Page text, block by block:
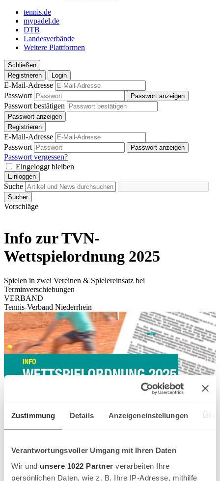
Zustimmung Details Anzeigeneinstellungen
Verantwortungsvoller Umgang mit Ihren Daten
Wir und unsere 1022 Partner verarbeiten Ihre
persönlichen Daten, wie z. B. Ihre IP-Adresse, mithilfe
tennis.de
mypadel.de
DTB
Landesverbände
Weitere Plattformen
Schließen
Registrieren
Login
E-Mail-Adresse
Passwort
Passwort anzeigen
Passwort bestätigen
Passwort anzeigen
Registrieren
E-Mail-Adresse
Passwort
Passwort anzeigen
Passwort vergessen?
Eingeloggt bleiben
Einloggen
Suche
Sucher
Vorschläge
Info zur TVN-
Wettspielordnung 2025
Spielen in zwei Vereinen & Spielereinsatz bei
Terminverschiebungen
VERBAND
Tennis-Verband Niederrhein
Die für die Sommersaison 2025 gültige Wettspielordnung des TVN
Spielen in 2 Vereinen: